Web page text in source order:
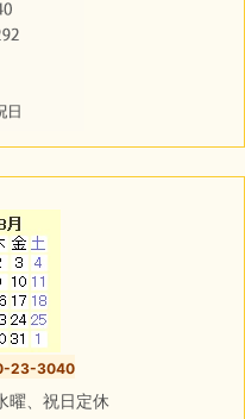
23-3040
、祝日定休